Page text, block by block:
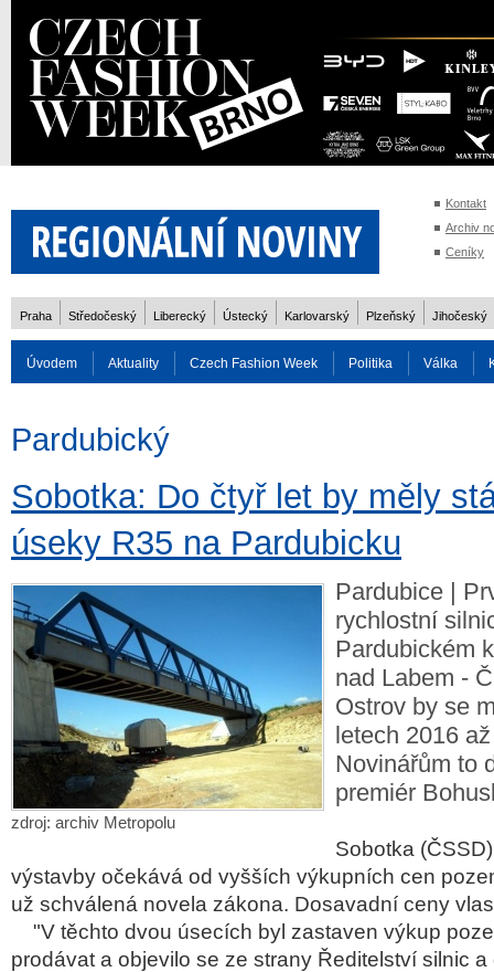
Kontakt
Archiv
Ceníky
Praha Středočeský Liberecký Ústecký Karlovarský Plzeňský Jihočeský
Úvodem Aktuality Czech Fashion Week Politika Válka
Pardubický
Sobotka: Do čtyř let by měly
úseky R35 na Pardubicku
zdroj: archiv Metropolu
Pardubice |
rychlostní
Pardubickém
nad Labem -
Ostrov by se
letech 2016
Novinářům to
premiér
Sobotka
výstavby očekává od vyšších výkupních cen
už schválená novela zákona. Dosavadní ceny
"V těchto dvou úsecích byl zastaven výkup
prodávat a objevilo se ze strany Ředitelství silnic a